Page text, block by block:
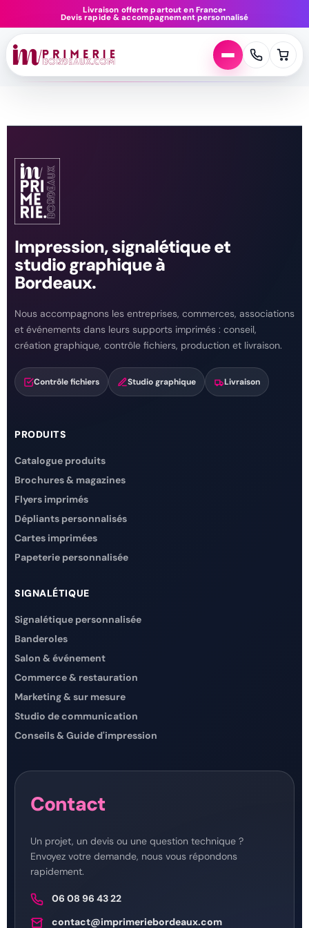
au
contenu
Livraison offerte partout en France•
Devis rapide & accompagnement personnalisé
Impression, signalétique et
studio graphique à
Bordeaux.
Nous accompagnons les entreprises, commerces, associations
et événements dans leurs supports imprimés : conseil,
création graphique, contrôle fichiers, production et livraison.
Contrôle fichiers Studio graphique Livraison
PRODUITS
Catalogue produits
Brochures & magazines
Flyers imprimés
Dépliants personnalisés
Cartes imprimées
Papeterie personnalisée
SIGNALÉTIQUE
Signalétique personnalisée
Banderoles
Salon & événement
Commerce & restauration
Marketing & sur mesure
Studio de communication
Conseils & Guide d'impression
Contact
Un projet, un devis ou une question technique ?
Envoyez votre demande, nous vous répondons
rapidement.
06 08 96 43 22
contact@imprimeriebordeaux.com